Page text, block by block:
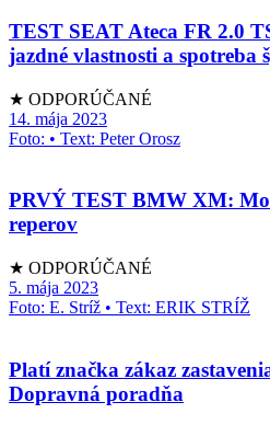
TEST SEAT Ateca FR 2.0
jazdné vlastnosti a spotreba
★ ODPORÚČANÉ
14. mája 2023
Foto: • Text: Peter Orosz
PRVÝ TEST BMW XM:
reperov
★ ODPORÚČANÉ
5. mája 2023
Foto: E. Stríž • Text: ERIK STRÍŽ
Platí značka zákaz
Dopravná poradňa